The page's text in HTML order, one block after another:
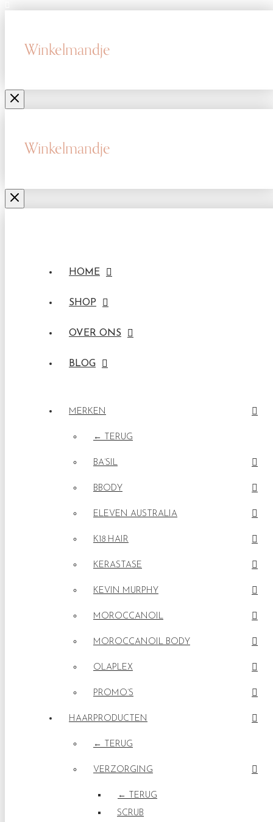
Winkelmandje
Winkelmandje
HOME
SHOP
OVER ONS
BLOG
MERKEN
← TERUG
BA’SIL
BBODY
ELEVEN AUSTRALIA
K18 HAIR
KERASTASE
KEVIN MURPHY
MOROCCANOIL
MOROCCANOIL BODY
OLAPLEX
PROMO’S
HAARPRODUCTEN
← TERUG
VERZORGING
← TERUG
SCRUB